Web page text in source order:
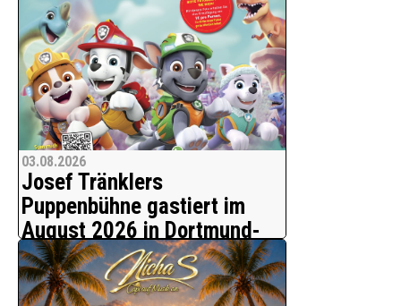
Sängerin der Debütsingle "RALF" ist
Nelly Geithner, die dem Partysong ihre
Stimme verleiht. Der Titel ist ab sofort
auf allen bekannten
03.08.2026
Josef Tränklers
Puppenbühne gastiert im
August 2026 in Dortmund-
Wellinghofen
Familie Tränkler entführt in die
faszinierende Welt des Puppenspiels.